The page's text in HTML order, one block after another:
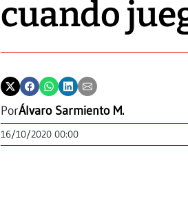
cuando
PorÁlvaro Sarmiento M.
16/10/2020 00:00